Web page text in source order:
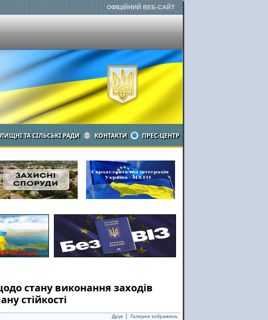
ОФІЦІЙНИЙ ВЕБ-САЙТ
ТА СІЛЬСЬКІ РАДИ КОНТАКТИ ПРЕС-ЦЕНТР
стану виконання заходів
стійкості
Друк Галерея зображень